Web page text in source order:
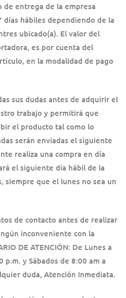
entrega de la empresa
días hábiles dependiendo de la
ubicado(a). El valor del
es por cuenta del
en la modalidad de pago
sus dudas antes de adquirir el
trabajo y permitirá que
el producto tal como lo
serán enviadas el siguiente
realiza una compra en día
el siguiente día hábil de la
siempre que el lunes no sea un
de contacto antes de realizar
inconveniente con la
DE ATENCIÓN: De Lunes a
p.m. y Sábados de 8:00 am a
duda, Atención Inmediata.